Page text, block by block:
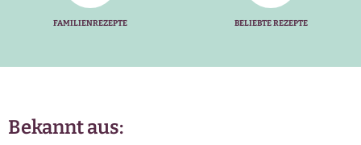
FAMILIENREZEPTE BELIEBTE REZEPTE
Bekannt aus: